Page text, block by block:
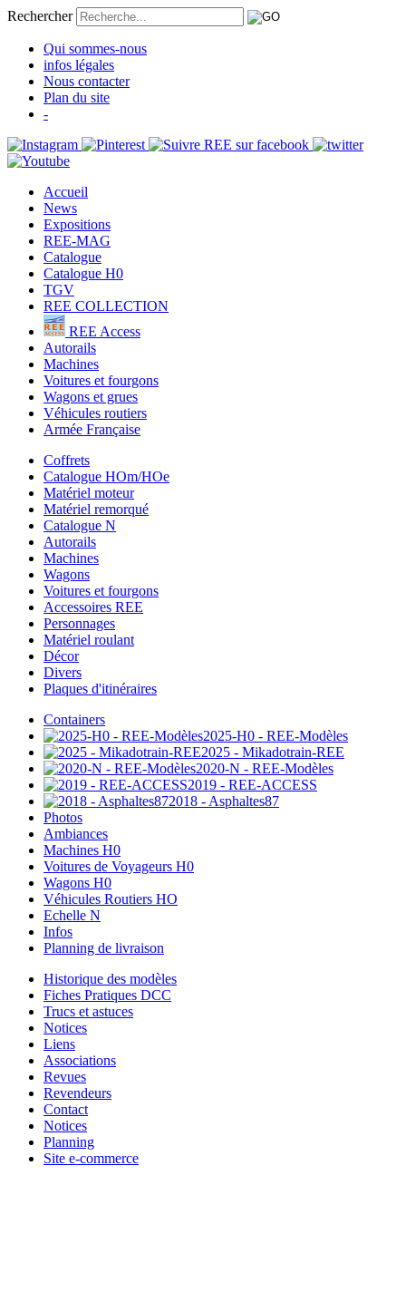
Rechercher
Qui sommes-nous
infos légales
Nous contacter
Plan du site
-
Accueil
News
Expositions
REE-MAG
Catalogue
Catalogue H0
TGV
REE COLLECTION
REE Access
Autorails
Machines
Voitures et fourgons
Wagons et grues
Véhicules routiers
Armée Française
Coffrets
Catalogue HOm/HOe
Matériel moteur
Matériel remorqué
Catalogue N
Autorails
Machines
Wagons
Voitures et fourgons
Accessoires REE
Personnages
Matériel roulant
Décor
Divers
Plaques d'itinéraires
Containers
2025-H0 - REE-Modèles
2025 - Mikadotrain-REE
2020-N - REE-Modèles
2019 - REE-ACCESS
2018 - Asphaltes87
Photos
Ambiances
Machines H0
Voitures de Voyageurs H0
Wagons H0
Véhicules Routiers HO
Echelle N
Infos
Planning de livraison
Historique des modèles
Fiches Pratiques DCC
Trucs et astuces
Notices
Liens
Associations
Revues
Revendeurs
Contact
Notices
Planning
Site e-commerce